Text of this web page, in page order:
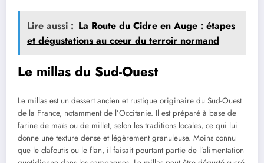
Lire aussi : La Route du Cidre en Auge : étapes
et dégustations au cœur du terroir normand
Le millas du Sud-Ouest
Le millas est un dessert ancien et rustique originaire du Sud-Ouest
de la France, notamment de l’Occitanie. Il est préparé à base de
farine de maïs ou de millet, selon les traditions locales, ce qui lui
donne une texture dense et légèrement granuleuse. Moins connu
que le clafoutis ou le flan, il faisait pourtant partie de l’alimentation